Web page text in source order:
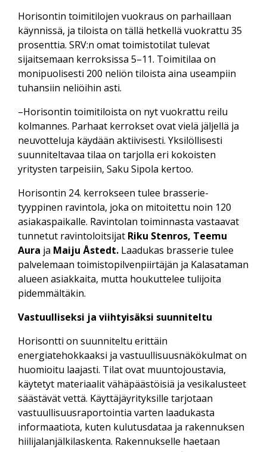
Horisontin toimitilojen vuokraus on parhaillaan
käynnissä, ja tiloista on tällä hetkellä vuokrattu 35
prosenttia. SRV:n omat toimistotilat tulevat
sijaitsemaan kerroksissa 5–11. Toimitilaa on
monipuolisesti 200 neliön tiloista aina useampiin
tuhansiin neliöihin asti.
–Horisontin toimitiloista on nyt vuokrattu reilu
kolmannes. Parhaat kerrokset ovat vielä jäljellä ja
neuvotteluja käydään aktiivisesti. Yksilöllisesti
suunniteltavaa tilaa on tarjolla eri kokoisten
yritysten tarpeisiin, Saku Sipola kertoo.
Horisontin 24. kerrokseen tulee brasserie-
tyyppinen ravintola, joka on mitoitettu noin 120
asiakaspaikalle. Ravintolan toiminnasta vastaavat
tunnetut ravintoloitsijat Riku Stenros, Teemu
Aura ja Maiju Åstedt. Laadukas brasserie tulee
palvelemaan toimistopilvenpiirtäjän ja Kalasataman
alueen asiakkaita, mutta houkuttelee tulijoita
pidemmältäkin.
Vastuulliseksi ja viihtyisäksi suunniteltu
Horisontti on suunniteltu erittäin
energiatehokkaaksi ja vastuullisuusnäkökulmat on
huomioitu laajasti. Tilat ovat muuntojoustavia,
käytetyt materiaalit vähäpäästöisiä ja vesikalusteet
säästävät vettä. Käyttäjäyrityksille tarjotaan
vastuullisuusraportointia varten laadukasta
informaatiota, kuten kulutusdataa ja rakennuksen
hiilijalanjälkilaskenta. Rakennukselle haetaan